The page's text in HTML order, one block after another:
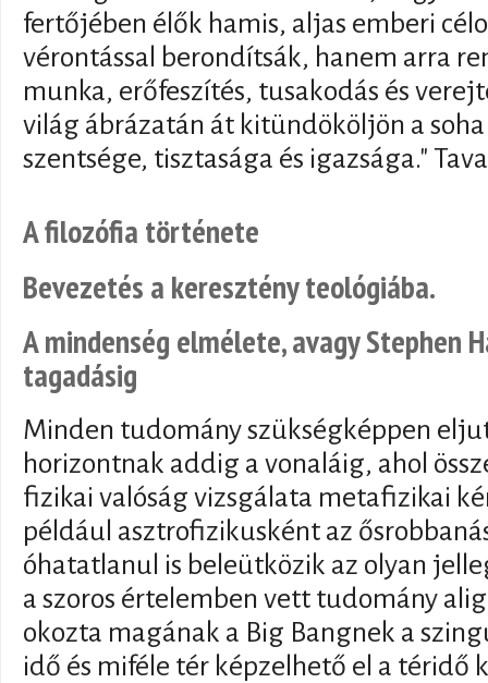
fertőjében élők hamis, aljas emberi
vérontással berondítsák, hanem arra
munka, erőfeszítés, tusakodás és
világ ábrázatán át kitündököljön a
szentsége, tisztasága és igazsága."
A filozófia története
Bevezetés a keresztény teológiába.
A mindenség elmélete, avagy Stephen
tagadásig
Minden tudomány szükségképpen
horizontnak addig a vonaláig, ahol
fizikai valóság vizsgálata metafizikai
például asztrofizikusként az
óhatatlanul is beleütközik az olyan
a szoros értelemben vett tudomány
okozta magának a Big Bangnek a
idő és miféle tér képzelhető el a téridő